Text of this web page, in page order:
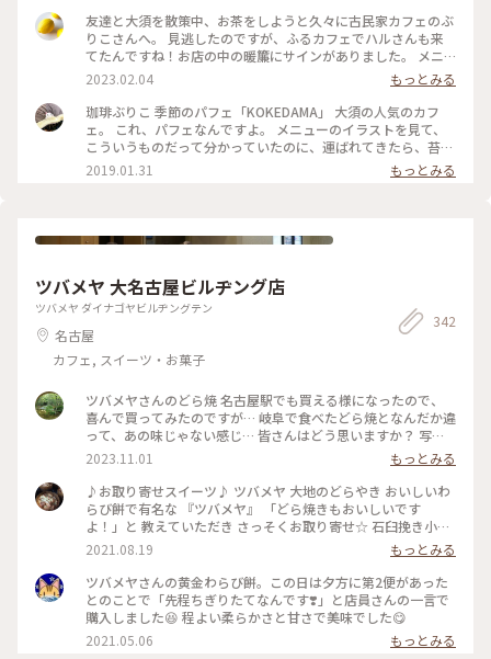
カフェ系 ハルさんの休日」で何度も見たやつ☺️ 隅から隅ま
で見たかったけど人気の店内はお客さんでいっぱいでした☕️ #
クラシカルな街 #ふるカフェ #名古屋
友達と大須を散策中、お茶をしようと久々に古民家カフェのぶ
りこさんへ。 見逃したのですが、ふるカフェでハルさんも来
てたんですね！お店の中の暖簾にサインがありました。 メニ
ューの箱庭みたいな写真に惹かれてチーズケーキとコーヒーに
しました。 実物はなめらかなチーズケーキの上にサクサクの
クッキー？と抹茶がかかっていて苔むしたお庭みたいな…なん
だか侘び寂びを感じます。 真ん中のベリーもアクセントになっ
て美味しかったです♪ #名古屋 #大須 #上前津 #おやつ #チーズ
ケーキ #コーヒー #古民家カフェ #ファンタジーの世界 #Myこ
とりっぷ
2023.02.04
もっとみる
珈琲ぶりこ 季節のパフェ「KOKEDAMA」 大須の人気のカフ
ェ。 これ、パフェなんですよ。 メニューのイラストを見て、
こういうものだって分かっていたのに、運ばれてきたら、苔玉
という名前そのものの見た目に笑ってしまいました😆 友達と
まったり。 古民家カフェで雰囲気も素敵です。 #名古屋 #大須
2019.01.31 もっとみる
ツバメヤ 大名古屋ビルヂング店
ツバメヤ ダイナゴヤビルヂングテン
名古屋
カフェ, スイーツ・お菓子
342
ツバメヤさんのどら焼 名古屋駅でも買える様になったので、
喜んで買ってみたのですが… 岐阜で食べたどら焼となんだか違
って、あの味じゃない感じ… 皆さんはどう思いますか？ 写真
は以前、美濃で買って食べた、どら焼です💓 しっとり感とあ
んのバランスが良かった💓 #私のことりっぷ旅 #秋さんぽ #名
古屋 #岐阜 名駅久しぶりに行きました☺️
2023.11.01
もっとみる
♪お取り寄せスイーツ♪ ツバメヤ 大地のどらやき おいしいわ
らび餅で有名な 『ツバメヤ』 「どら焼きもおいしいです
よ！」と 教えていただき さっそくお取り寄せ☆ 石臼挽き小麦
全粒粉100%の生地は フワッとやわらか☆ 香ばしく焼き上げ
られています☆ そして特別栽培小豆と粗糖で 炊かれた粒あん
☆ コクのある甘さで 粒がしっかりツヤっと☆ ん〜おいしい
っ！ 大きくて食べ応えもあります☆ 今度名古屋に行ったら わ
らび餅とどら焼き 両方買わなくちゃ！！ また楽しみにしてい
ます☆ #どら焼き #わらび餅 #和菓子 #おみやげ #手みやげ #大
名古屋ビルヂング #名古屋
2021.08.19
もっとみる
ツバメヤさんの黄金わらび餅。この日は夕方に第2便があった
とのことで「先程ちぎりたてなんです❣️」と店員さんの一言で
購入しました😆 程よい柔らかさと甘さで美味でした😋
2021.05.06
もっとみる